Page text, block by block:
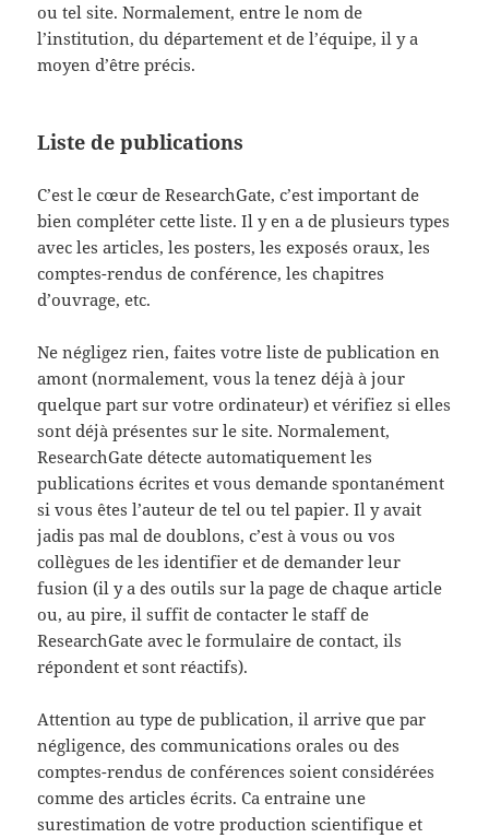
ou tel site. Normalement, entre le nom de
l’institution, du département et de l’équipe, il y a
moyen d’être précis.
Liste de publications
C’est le cœur de ResearchGate, c’est important de
bien compléter cette liste. Il y en a de plusieurs types
avec les articles, les posters, les exposés oraux, les
comptes-rendus de conférence, les chapitres
d’ouvrage, etc.
Ne négligez rien, faites votre liste de publication en
amont (normalement, vous la tenez déjà à jour
quelque part sur votre ordinateur) et vérifiez si elles
sont déjà présentes sur le site. Normalement,
ResearchGate détecte automatiquement les
publications écrites et vous demande spontanément
si vous êtes l’auteur de tel ou tel papier. Il y avait
jadis pas mal de doublons, c’est à vous ou vos
collègues de les identifier et de demander leur
fusion (il y a des outils sur la page de chaque article
ou, au pire, il suffit de contacter le staff de
ResearchGate avec le formulaire de contact, ils
répondent et sont réactifs).
Attention au type de publication, il arrive que par
négligence, des communications orales ou des
comptes-rendus de conférences soient considérées
comme des articles écrits. Ca entraine une
surestimation de votre production scientifique et